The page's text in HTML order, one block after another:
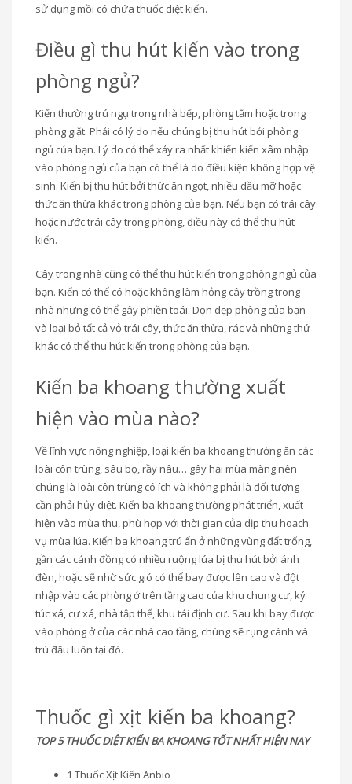
sử dụng mồi có chứa thuốc diệt kiến.
Điều gì thu hút kiến vào trong
phòng ngủ?
Kiến thường trú ngụ trong nhà bếp, phòng tắm hoặc trong
phòng giặt. Phải có lý do nếu chúng bị thu hút bởi phòng
ngủ của bạn. Lý do có thể xảy ra nhất khiến kiến ​​xâm nhập
vào phòng ngủ của bạn có thể là do điều kiện không hợp vệ
sinh. Kiến bị thu hút bởi thức ăn ngọt, nhiều dầu mỡ hoặc
thức ăn thừa khác trong phòng của bạn. Nếu bạn có trái cây
hoặc nước trái cây trong phòng, điều này có thể thu hút
kiến.
Cây trong nhà cũng có thể thu hút kiến ​​trong phòng ngủ của
bạn. Kiến có thể có hoặc không làm hỏng cây trồng trong
nhà nhưng có thể gây phiền toái. Dọn dẹp phòng của bạn
và loại bỏ tất cả vỏ trái cây, thức ăn thừa, rác và những thứ
khác có thể thu hút kiến ​​trong phòng của bạn.
Kiến ba khoang thường xuất
hiện vào mùa nào?
Về lĩnh vực nông nghiệp, loại kiến ba khoang thường ăn các
loài côn trùng, sâu bọ, rầy nâu… gây hại mùa màng nên
chúng là loài côn trùng có ích và không phải là đối tượng
cần phải hủy diệt. Kiến ba khoang thường phát triển, xuất
hiện vào mùa thu, phù hợp với thời gian của dịp thu hoạch
vụ mùa lúa. Kiến ba khoang trú ẩn ở những vùng đất trống,
gần các cánh đồng có nhiều ruộng lúa bị thu hút bởi ánh
đèn, hoặc sẽ nhờ sức gió có thể bay được lên cao và đột
nhập vào các phòng ở trên tầng cao của khu chung cư, ký
túc xá, cư xá, nhà tập thể, khu tái định cư. Sau khi bay được
vào phòng ở của các nhà cao tầng, chúng sẽ rụng cánh và
trú đậu luôn tại đó.
Thuốc gì xịt kiến ba khoang?
TOP 5 THUỐC DIỆT KIẾN BA KHOANG TỐT NHẤT HIỆN NAY
1 Thuốc Xịt Kiến Anbio